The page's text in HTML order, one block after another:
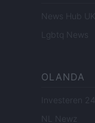
News Hub UK
Lgbtq News
OLANDA
Investeren 24
NL Newz